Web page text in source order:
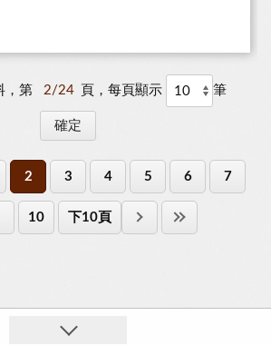
，第 2/24 頁，每頁顯示 筆
2 3 4 5 6 7
10 下10頁